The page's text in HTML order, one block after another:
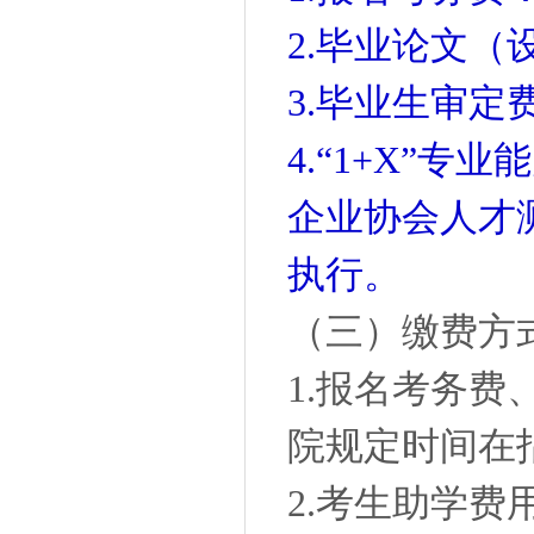
2.毕业论文（
3.毕业生审定
4.“1+X”专业
企业协会人才
执行。
（三）缴费方
1.报名考务费
院规定时间在
2.考生助学费